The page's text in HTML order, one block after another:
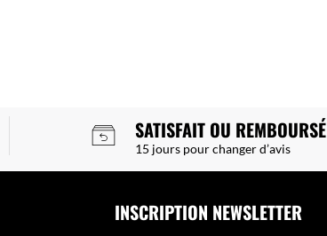
SATISFAIT OU REMBOURSÉ
15 jours pour changer d’avis
INSCRIPTION NEWSLETTER